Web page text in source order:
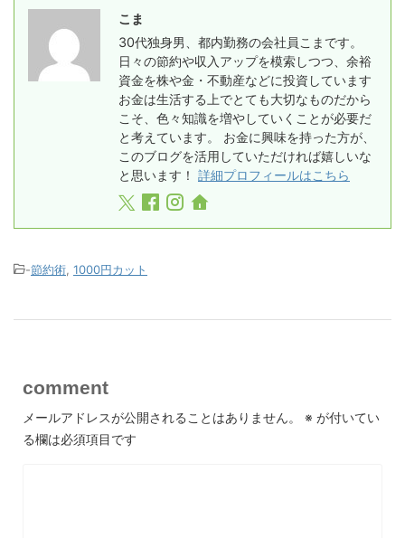
こま
30代独身男、都内勤務の会社員こまです。
日々の節約や収入アップを模索しつつ、余裕
資金を株や金・不動産などに投資しています
お金は生活する上でとても大切なものだから
こそ、色々知識を増やしていくことが必要だ
と考えています。 お金に興味を持った方が、
このブログを活用していただければ嬉しいな
と思います！ 詳細プロフィールはこちら
-節約術 1000円カット
comment
メールアドレスが公開されることはありません。 ※ が付いてい
る欄は必須項目です